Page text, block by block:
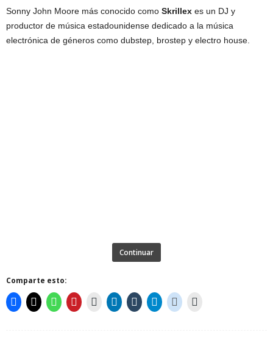
Sonny John Moore más conocido como Skrillex es un DJ y
productor de música estadounidense dedicado a la música
electrónica de géneros como dubstep, brostep y electro house.
Continuar
Comparte esto: